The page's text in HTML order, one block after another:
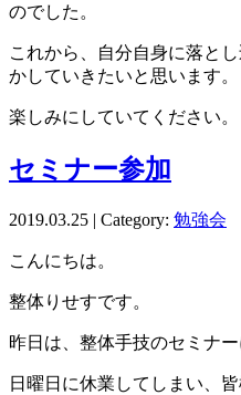
のでした。
これから、自分自身に落と
かしていきたいと思います。
楽しみにしていてください。
セミナー参加
2019.03.25 | Category: 勉強会
こんにちは。
整体りせすです。
昨日は、整体手技のセミナー
日曜日に休業してしまい、